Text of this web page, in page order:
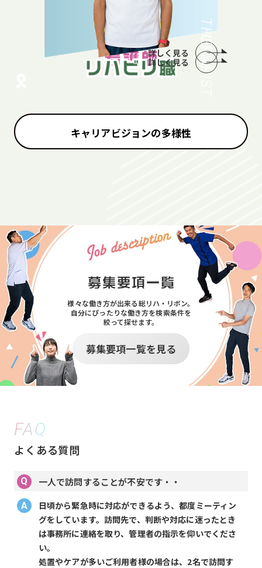
NURSE
詳しく見る THERAPIST
詳しく見る
キャリアビジョンの多様性
様々な働き方が出来る総リハ・リボン。
自分にぴったりな働き方を検索条件を
絞って探せます。
募集要項一覧を見る
FAQ
よくある質問
一人で訪問することが不安です・・
日頃から緊急時に対応ができるよう、都度ミーティン
グをしています。訪問先で、判断や対応に迷ったとき
は事務所に連絡を取り、管理者の指示を仰いでくださ
い。
処置やケアが多いご利用者様の場合は、2名で訪問す